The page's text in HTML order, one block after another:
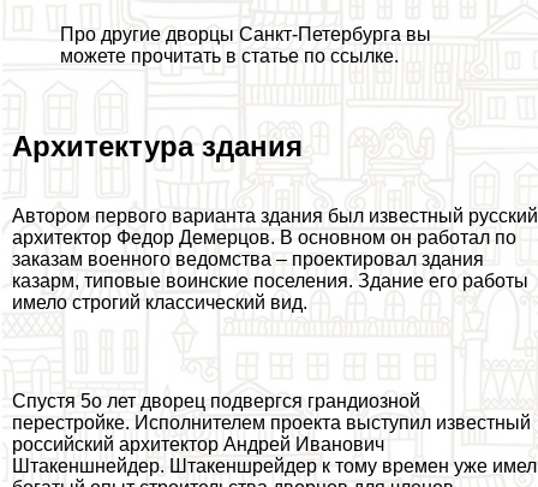
Про другие дворцы Санкт-Петербурга вы
можете прочитать в статье по ссылке.
Архитектура здания
Автором первого варианта здания был известный русский
архитектор Федор Демерцов. В основном он работал по
заказам военного ведомства – проектировал здания
казарм, типовые воинские поселения. Здание его работы
имело строгий классический вид.
Спустя 5о лет дворец подвергся грандиозной
перестройке. Исполнителем проекта выступил известный
российский архитектор Андрей Иванович
Штакеншнейдер. Штакеншрейдер к тому времен уже имел